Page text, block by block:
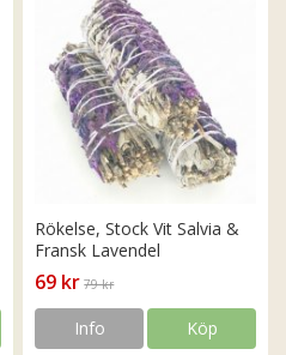
Rökelse, Stock Vit Salvia &
Fransk Lavendel
69 kr 79 kr
Info Köp